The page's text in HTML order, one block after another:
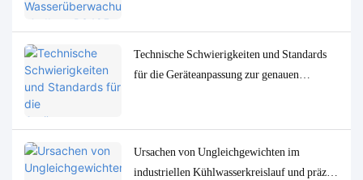
Technische Schwierigkeiten und Standards
für die Geräteanpassung zur genauen
Ursachen von Ungleichgewichten im
industriellen Kühlwasserkreislauf und präzise